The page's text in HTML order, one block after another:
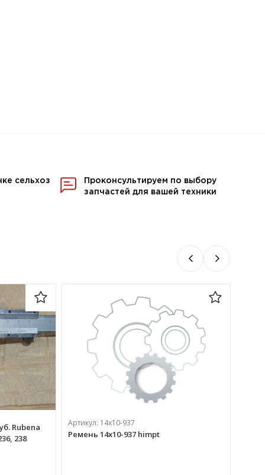
сельхоз
Проконсультируем по выбору
запчастей для вашей техники
Rubena
238
Артикул: 14х10-937
Ремень 14х10-937 himpt